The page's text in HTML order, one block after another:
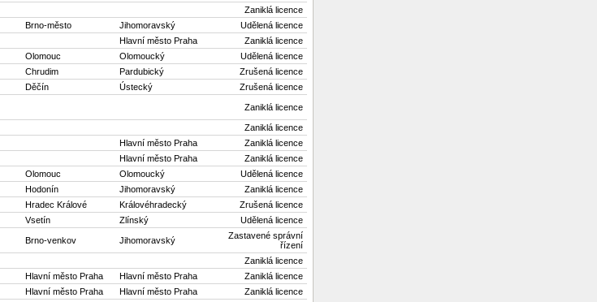
Zaniklá licence
Brno-město Jihomoravský
Udělená licence
Hlavní město Praha
Zaniklá licence
Olomouc Olomoucký
Udělená licence
Chrudim Pardubický
Zrušená licence
Děčín Ústecký Zrušená licence
Zaniklá licence
Zaniklá licence
Hlavní město Praha
Zaniklá licence
Hlavní město Praha
Zaniklá licence
Olomouc Olomoucký
Udělená licence
Hodonín Jihomoravský
Zaniklá licence
Hradec Králové Královéhradecký
Zrušená licence
Vsetín Zlínský Udělená licence
Brno-venkov Jihomoravský
Zastavené správní
řízení
Zaniklá licence
Hlavní město Praha Hlavní město Praha
Zaniklá licence
Hlavní město Praha Hlavní město Praha Zaniklá licence